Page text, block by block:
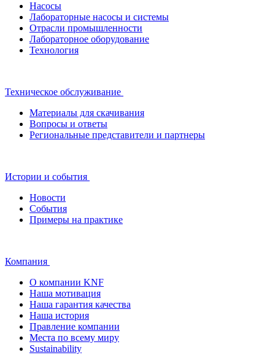
Насосы
Лабораторные насосы и системы
Отрасли промышленности
Лабораторное оборудование
Технология
Техническое обслуживание
Материалы для скачивания
Вопросы и ответы
Региональные представители и партнеры
Истории и события
Новости
События
Примеры на практике
Компания
О компании KNF
Наша мотивация
Наша гарантия качества
Наша история
Правление компании
Места по всему миру
Sustainability